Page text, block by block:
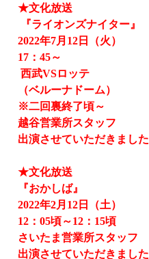
★文化放送
『ライオンズナイター』
2022年7月 12 日（火）
17 ：45～
西武VSロッテ
（ベルーナドーム）
※二回裏終了頃～
越谷営業所スタッフ
出演させていただきました
★文化放送
『おかしば』
2022年2月 12 日（土）
12 ：05頃～12 ： 15頃
さいたま営業所スタッフ
出演させていただきました